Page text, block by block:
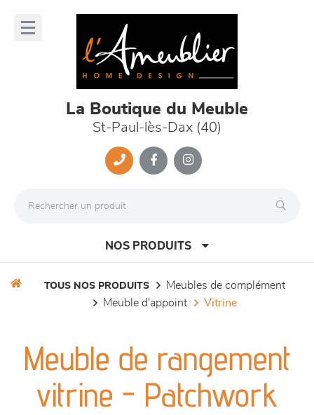
La Boutique du Meuble
St-Paul-lès-Dax (40)
NOS PRODUITS
séjours
meubles de complément
TOUS NOS PRODUITS
meubles de complément
meuble d'appoint
vitrine
Meuble de rangement
vitrine - Patchwork